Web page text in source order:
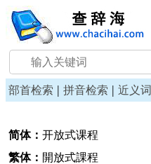
部首检索 | 拼音检索 | 近义词
简体： 开放式课程
繁体： 開放式課程